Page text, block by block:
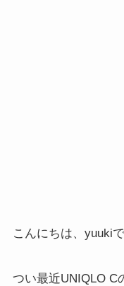
こんにちは、yuukiで
つい最近UNIQLO C